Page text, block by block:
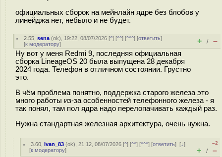
официальных сборок на мейнлайн ядре без блобов у
линейджа нет, небыло и не будет.
2.55 ,sena (ok), 19:22, 08/07/2026 [^] [^^] [^^^] [ответить]
[к модератору] + / –
Ну вот у меня Redmi 9, последняя официальная
сборка LineageOS 20 была выпущена 28 декабря
2024 года. Телефон в отличном состоянии. Грустно
это.
В чём проблема понятно, поддержка старого железа это
много работы из-за особенностей телефонного железа - я
так понял, там пол ядра надо перелопачивать каждый раз.
Нужна стандартная железная архитектура, очень нужна.
3.60 ,Ivan_83 (ok), 21:12, 08/07/2026 [^] [^^] [^^^] [ответить][↓]
[к модератору]
–2
+ / –